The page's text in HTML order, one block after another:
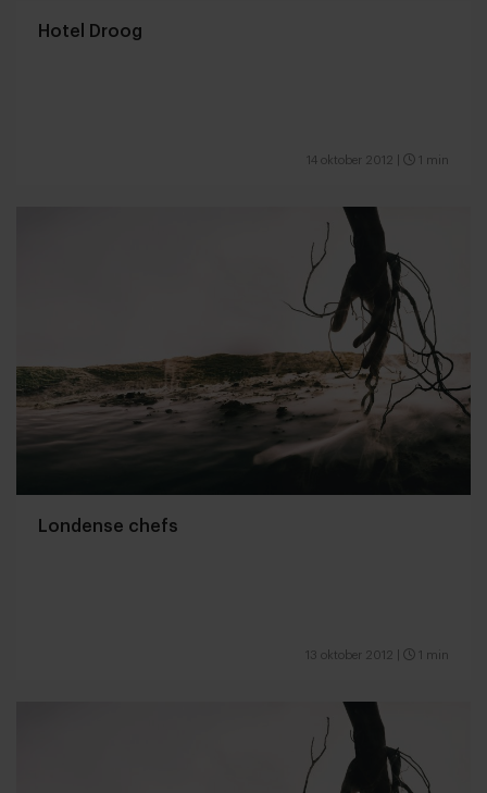
Hotel Droog
14 oktober 2012 1 min
Londense chefs
13 oktober 2012 1 min